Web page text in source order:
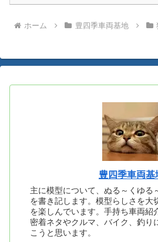
ホーム 豊四季車両基地
豊四季車両基
主に模型について、ぬる～くゆる
を書き記します。模型らしさを大
を楽しんでいます。手持ち車両紹
密着ネタやクルマ、バイク、釣り
こうと思います。